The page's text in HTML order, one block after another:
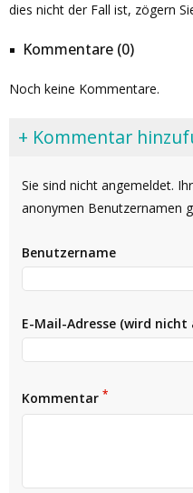
dies nicht der Fall ist, zögern
Kommentare (0)
Noch keine Kommentare.
+ Kommentar
Sie sind nicht angemeldet.
anonymen Benutzernamen
Benutzername
E-Mail-Adresse (wird
Kommentar *